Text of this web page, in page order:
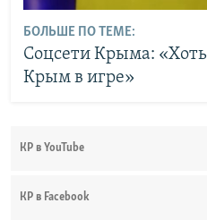
БОЛЬШЕ ПО ТЕМЕ:
Соцсети Крыма:
Крым в игре»
КР в YouTube
КР в Facebook